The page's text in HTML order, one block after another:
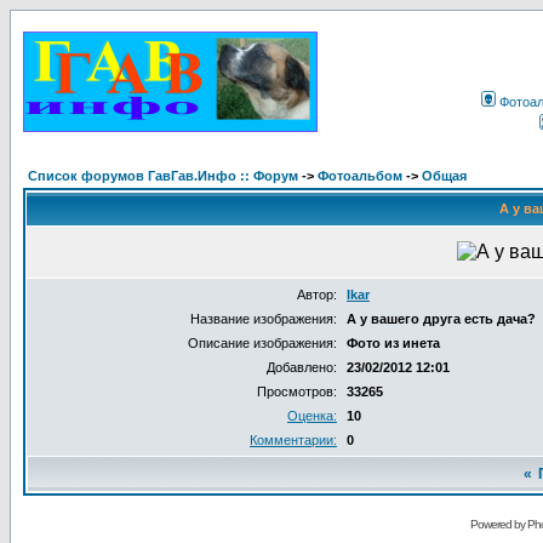
Список форумов ГавГав.Инфо :: Форум -> Фотоальбом -> Общая
А у
Автор:
Ikar
Название изображения:
А у вашего друга есть дача?
Описание изображения:
Фото из инета
Добавлено:
23/02/2012 12:01
Просмотров:
33265
Оценка:
10
Комментарии:
0
«
Powered by